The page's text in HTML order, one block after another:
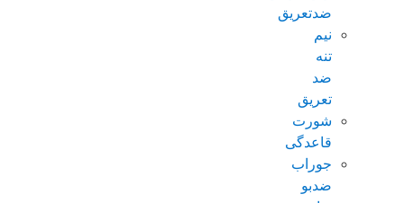
ضدتعریق
نیم
تنه
ضد
تعریق
شورت
قاعدگی
جوراب
ضدبو